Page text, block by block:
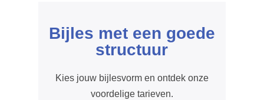
Bijles met een goede
structuur
Kies jouw bijlesvorm en ontdek onze
voordelige tarieven.